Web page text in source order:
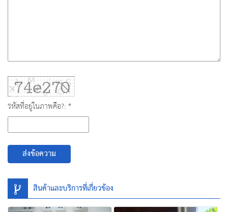
รหัสที่อยู่ในภาพคือ?: *
ส่งข้อความ
สินค้าและบริการที่เกี่ยวข้อง